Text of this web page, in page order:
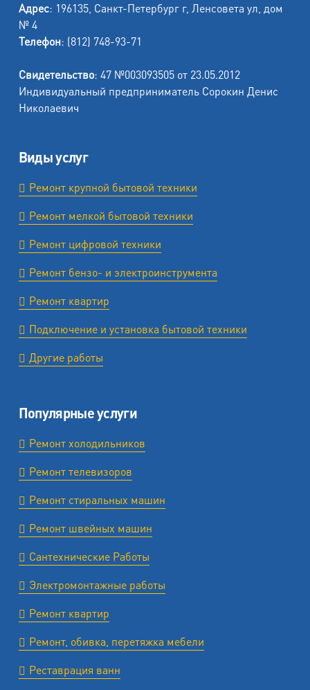
Адрес: 196135, Санкт-Петербург г, Ленсовета ул, дом
№ 4
Телефон: (812) 748-93-71
Свидетельство: 47 №003093505 от 23.05.2012
Индивидуальный предприниматель Сорокин Денис
Николаевич
Виды услуг
Ремонт крупной бытовой техники
Ремонт мелкой бытовой техники
Ремонт цифровой техники
Ремонт бензо- и электроинструмента
Ремонт квартир
Подключение и установка бытовой техники
Другие работы
Популярные услуги
Ремонт холодильников
Ремонт телевизоров
Ремонт стиральных машин
Ремонт швейных машин
Сантехнические Работы
Электромонтажные работы
Ремонт квартир
Ремонт, обивка, перетяжка мебели
Реставрация ванн